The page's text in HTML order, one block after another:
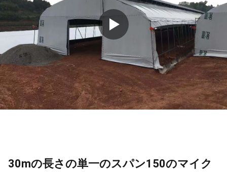
30mの長さの単一のスパン150のマイク